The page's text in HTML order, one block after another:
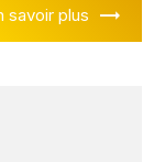
savoir plus